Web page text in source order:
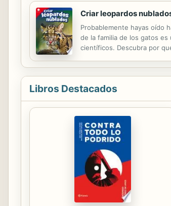
Criar leopardos
Probablemente hayas oído
de la familia de los gatos
científicos. Descubra por
Libros Destacados